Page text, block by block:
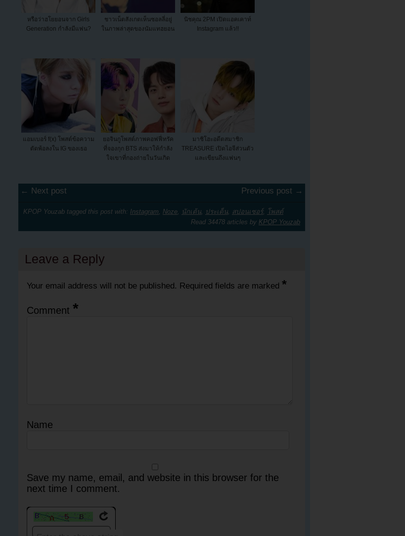
หรือว่าฮโยยอนจาก Girls
Generation กำลังมีแฟน?
ชาวเน็ตสังเกตเห็นซอลลี่อยู่
ในภาพล่าสุดของนัมแทฮยอน
นิชคุณ 2PM เปิดแอคเคาท์
Instagram แล้ว!!
แอมเบอร์ f(x) โพสต์ข้อความ
ตัดพ้อลงใน IG ของเธอ
ยอจินกูโพสต์ภาพคอฟฟี่ทรัค
ที่จองกุก BTS ส่งมาให้กำลัง
ใจเขาที่กองถ่ายในวันเกิด
มาชิโฮะอดีตสมาชิก
TREASURE เปิดไอจีส่วนตัว
และเขียนถึงแฟนๆ
← Next post Previous post →
KPOP Youzab tagged this post with: Instagram, Noze, นักเต้น, ประเด็น, สปอนเซอร์, โพสต์
Read 34478 articles by KPOP Youzab
Leave a Reply
Your email address will not be published. Required fields are marked *
Comment *
Name
Save my name, email, and website in this browser for the
next time I comment.